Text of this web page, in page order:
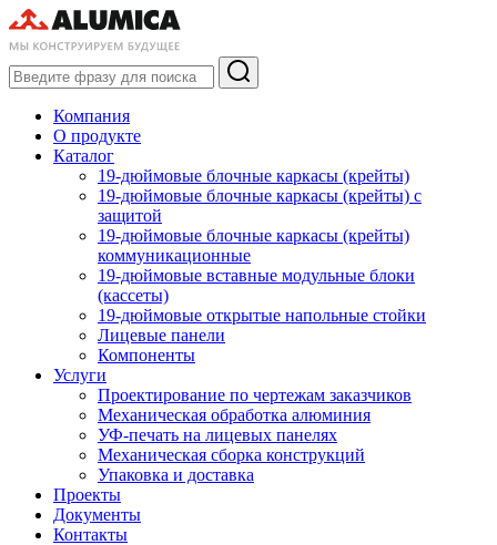
Компания
О продукте
Каталог
19-дюймовые блочные каркасы (крейты)
19-дюймовые блочные каркасы (крейты) с
защитой
19-дюймовые блочные каркасы (крейты)
коммуникационные
19-дюймовые вставные модульные блоки
(кассеты)
19-дюймовые открытые напольные стойки
Лицевые панели
Компоненты
Услуги
Проектирование по чертежам заказчиков
Механическая обработка алюминия
УФ-печать на лицевых панелях
Механическая сборка конструкций
Упаковка и доставка
Проекты
Документы
Контакты